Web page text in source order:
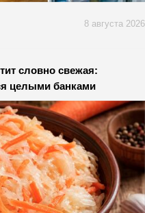
8 августа 2026
словно свежая:
целыми банками